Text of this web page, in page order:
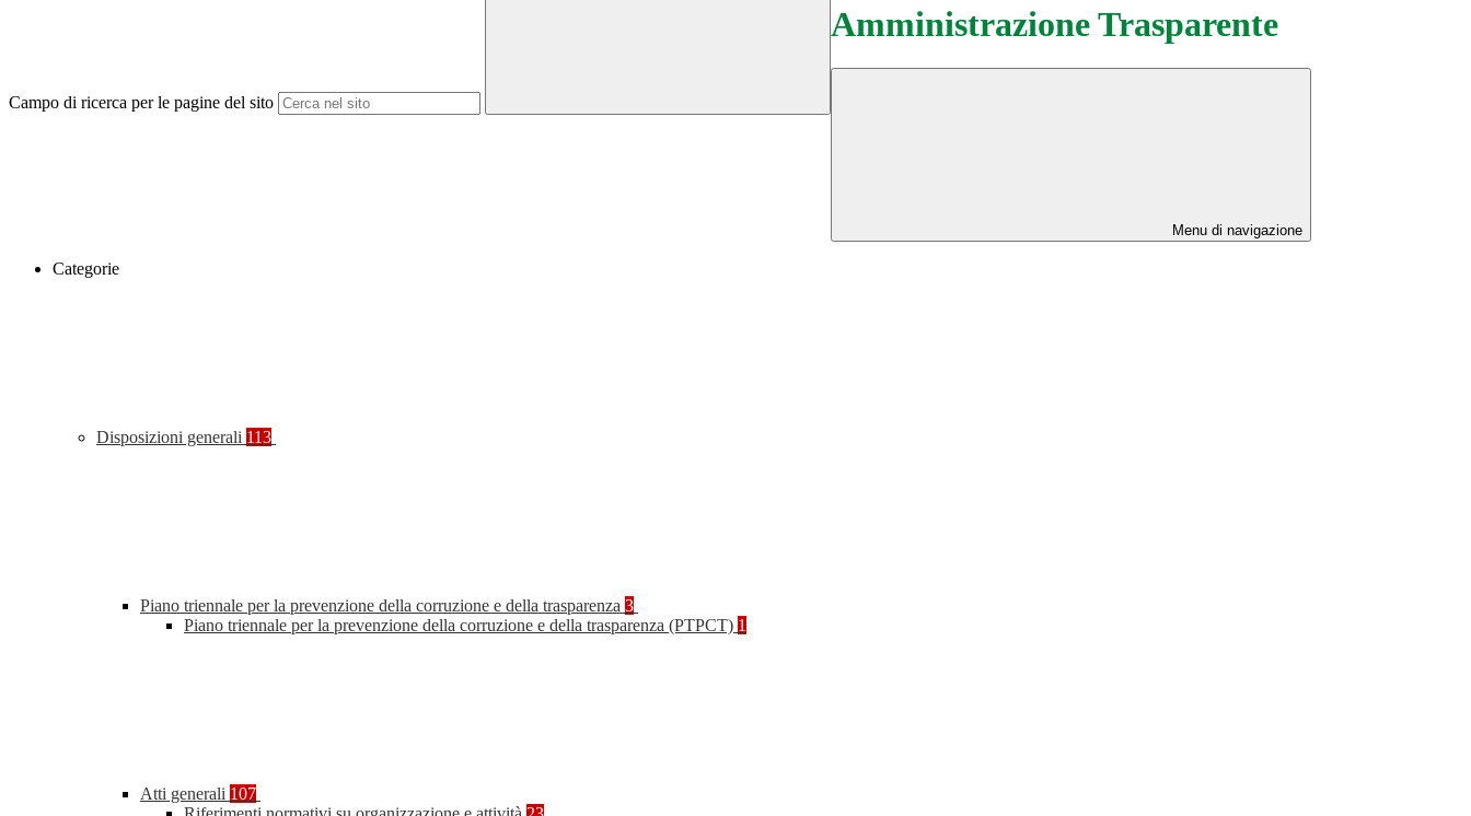
Campo di ricerca per le pagine del sito
Amministrazione Trasparente
Menu di navigazione
Categorie
Disposizioni generali 113
Piano triennale per la prevenzione della corruzione e della trasparenza 3
Piano triennale per la prevenzione della corruzione e della trasparenza (PTPCT) 1
Atti generali 107